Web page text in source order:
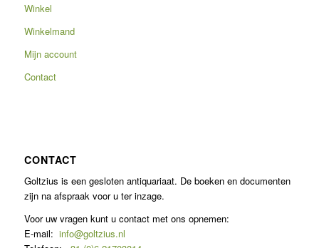
Winkel
Winkelmand
Mijn account
Contact
CONTACT
Goltzius is een gesloten antiquariaat. De boeken en documenten
zijn na afspraak voor u ter inzage.
Voor uw vragen kunt u contact met ons opnemen:
E-mail: info@goltzius.nl